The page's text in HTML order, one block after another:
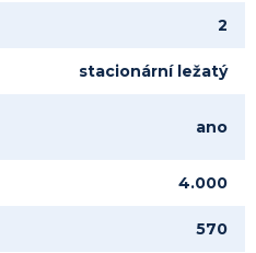
2
stacionární ležatý
ano
4.000
570